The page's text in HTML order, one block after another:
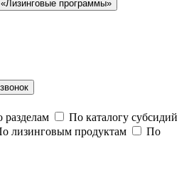
программы»
разделам
По каталогу субсидий
лизинговым продуктам
По